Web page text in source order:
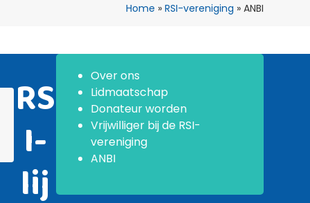
Home » RSI-vereniging » ANBI
Over ons
Lidmaatschap
Donateur worden
Vrijwilliger bij de RSI-
vereniging
ANBI
RS
I-
lij